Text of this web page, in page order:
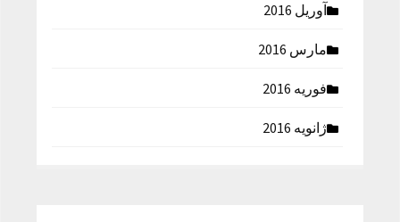
آوریل 2016
مارس 2016
فوریه 2016
ژانویه 2016